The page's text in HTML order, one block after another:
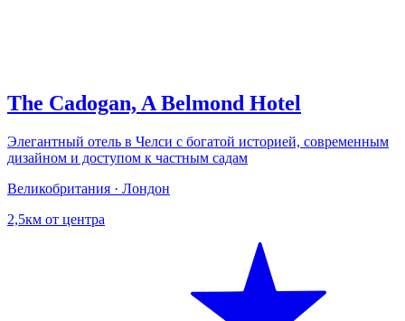
The Cadogan, A Belmond Hotel
Элегантный отель в Челси с богатой историей, современным
дизайном и доступом к частным садам
Великобритания · Лондон
2,5км от центра